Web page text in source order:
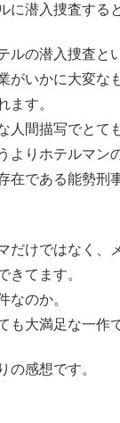
に潜入捜査する
ルの潜入捜査と
がいかに大変な
ます。
人間描写でとて
よりホテルマン
在である能勢刑
だけではなく、
きてます。
なのか。
も大満足な一作
の感想です。